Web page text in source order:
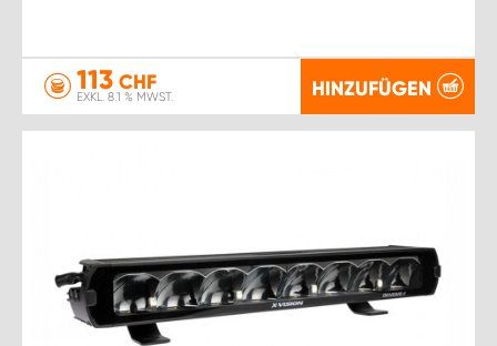
113 CHF
EXKL. 8.1 % MWST. HINZUFÜGEN